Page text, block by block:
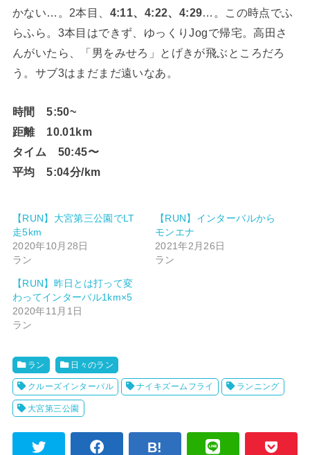
かない…。2本目、 4:11、4:22、4:29…。この時点でふ
らふら。3本目はできず、ゆっくりJogで帰宅。高田さ
んがいたら、「男をみせろ」とげきが飛ぶところだろ
う。サブ3はまだまだ遠いなあ。
時間 5:50~
距離 10.01km
タイム 50:45〜
平均 5:04分/km
【RUN】大宮第三公園でLT
走5km
2020年10月28日
ラン
【RUN】インターバルから
モンエナ
2021年2月26日
ラン
【RUN】昨日とは打って変
わってインターバル1km×5
2020年11月1日
ラン
ラン 日々のラン
クルーズインターバル ナイキズームフライ ランニング
大宮第三公園